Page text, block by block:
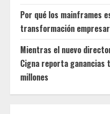
Por qué los mainframes
transformación
Mientras el nuevo
Cigna reporta
millones